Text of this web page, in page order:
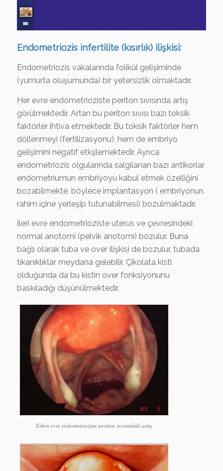
Endometriozis infertilite (kısırlık) ilişkisi:
Endometriozis vakalarında folikül gelişiminde
(yumurta oluşumunda) bir yetersizlik olmaktadır.
Her evre endometrioziste periton sıvısında artış
görülmektedir. Artan bu periton sıvısı bazı toksik
faktörler ihtiva etmektedir. Bu toksik faktörler hem
döllenmeyi (fertilizasyonu), hem de embriyo
gelişimini negatif etkşlemektedir. Ayrıca
endometriozis olgularında salgılanan bazı antikorlar
endometriumun embriyoyu kabul etmek özelliğini
bozabilmekte, böylece implantasyon ( embriyonun
rahim içine yerleşip tutunabilmesi) bozulmaktadır.
İleri evre endometrioziste uterus ve çevresindeki
normal anotomi (pelvik anotomi) bozulur. Buna
bağlı olarak tuba ve over ilişkisi de bozulur, tubada
tıkanıklıklar meydana gelebilir. Çikolata kisti
olduğunda da bu kistin over fonksiyonunu
baskıladığı düşünülmektedir.
Erken evre endometrioziste periton sıvısındaki artış